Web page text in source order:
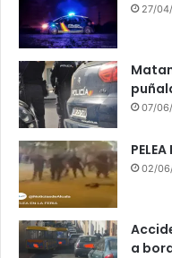
27/
07/
02/
a